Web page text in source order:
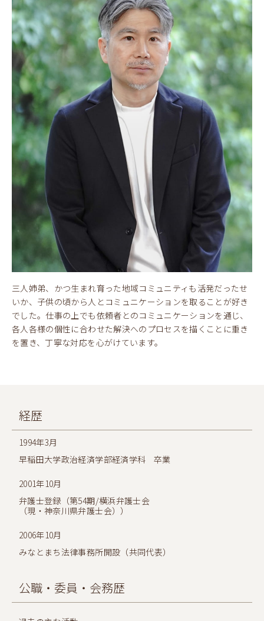
三人姉弟、かつ生まれ育った地域コミュニティも活発だったせ
いか、子供の頃から人とコミュニケーションを取ることが好き
でした。仕事の上でも依頼者とのコミュニケーションを通じ、
各人各様の個性に合わせた解決へのプロセスを描くことに重き
を置き、丁寧な対応を心がけています。
経歴
1994年3月
早稲田大学政治経済学部経済学科 卒業
2001年10月
弁護士登録（第54期/横浜弁護士会
（現・神奈川県弁護士会））
2006年10月
みなとまち法律事務所開設（共同代表）
公職・委員・会務歴